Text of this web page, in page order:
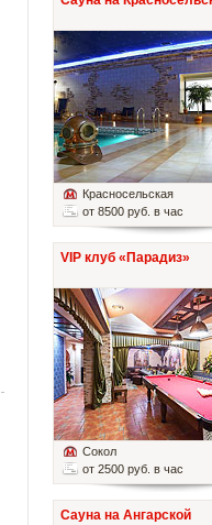
Красносельская
от 8500 руб. в час
VIP клуб «Парадиз»
Сокол
от 2500 руб. в час
Сауна на Ангарской